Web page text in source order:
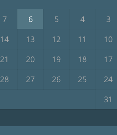
3
4
5
6
7
10
11
12
13
14
17
18
19
20
21
24
25
26
27
28
31